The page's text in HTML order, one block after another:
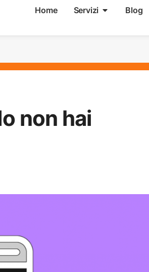
Home Servizi Blog
non hai